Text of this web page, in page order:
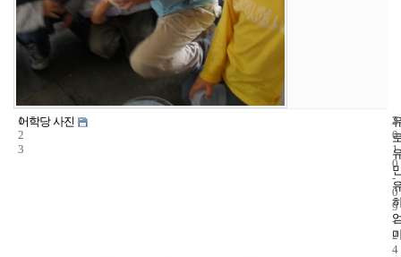
1
2
3
어학당 사진 3
2
0
1
0
-
0
9
-
2
4